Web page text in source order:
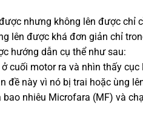
nhưng không lên được chỉ
lên được khá đơn giản chỉ
hướng dẫn cụ thể như sau:
cuối motor ra và nhìn thấy
đề này vì nó bị trai hoặc ùng
nhiêu Microfara (MF) và